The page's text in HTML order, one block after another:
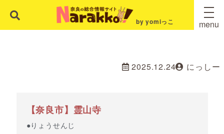
by yomiっこ menu
2025.12.24 にっしー
【奈良市】霊山寺
●りょうせんじ